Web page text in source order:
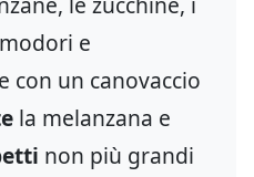
e
con un canovaccio
la melanzana e
non più grandi